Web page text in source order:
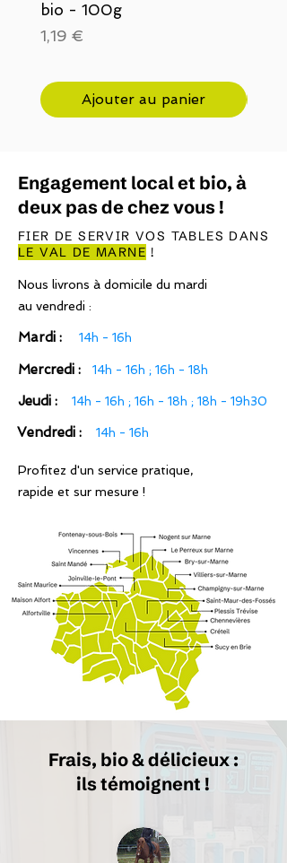
bio - 100g
Prix
1,19 €
Ajouter au panier
Engagement local et bio, à
deux pas de chez vous !
FIER DE SERVIR VOS TABLES DANS
LE VAL DE MARNE !
Nous livrons à domicile du mardi
au vendredi :
Mardi : 14h - 16h
Mercredi : 14h - 16h ; 16h - 18h
Jeudi : 14h - 16h ; 16h - 18h ; 18h - 19h30
Vendredi : 14h - 16h
Profitez d'un service pratique,
rapide et sur mesure !
Frais, bio & délicieux :
ils témoignent !